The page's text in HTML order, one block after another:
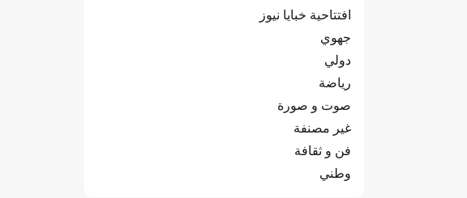
افتتاحية خبايا نيوز
جهوي
دولي
رياضة
صوت و صورة
غير مصنفة
فن و ثقافة
وطني